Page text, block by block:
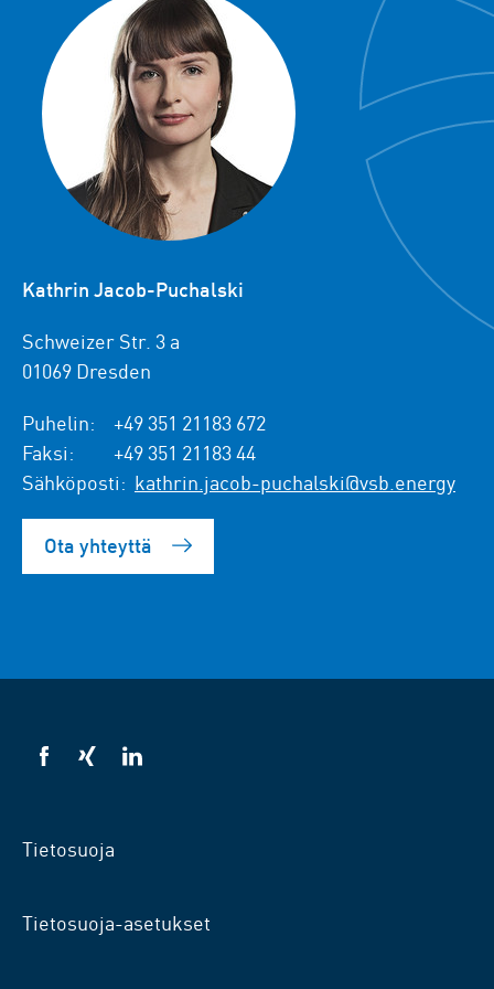
Kathrin Jacob-Puchalski
Schweizer Str. 3 a
01069 Dresden
Puhelin:
+49 351 21183 672
Faksi:
+49 351 21183 44
Sähköposti: kathrin.jacob-puchalski@vsb.energy
Ota yhteyttä
VSB
VSB
VSB
Tietosuoja
Tietosuoja-asetukset